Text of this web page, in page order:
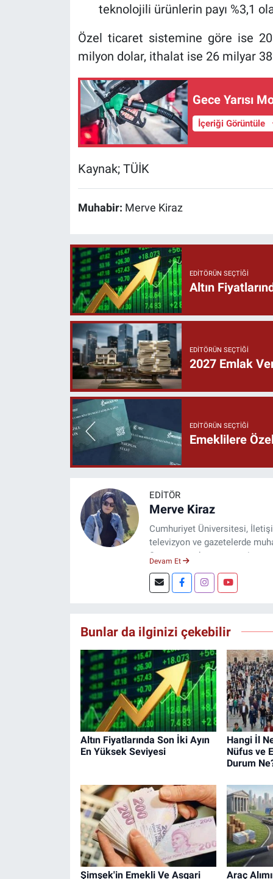
teknolojili ürünlerin payı %3,1
Özel ticaret sistemine göre ise
milyon dolar, ithalat ise 26 milyar
Gece Yarısı
İçeriği Görüntüle
Kaynak; TÜİK
Muhabir: Merve Kiraz
EDITÖRÜN SEÇTIĞI
Altın
EDITÖRÜN SEÇTIĞI
2027 Emlak
EDITÖRÜN SEÇTIĞI
Emeklilere
EDITÖR
Merve Kiraz
Cumhuriyet Üniversitesi,
televizyon ve gazetelerde
Şuan,
Devam Et
Bunlar da ilginizi çekebilir
Altın Fiyatlarında Son İki Ayın
En Yüksek Seviyesi
Hangi İl
Nüfus ve
Durum
Şimşek'in Emekli Ve Asgari Araç